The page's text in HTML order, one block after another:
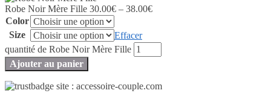
Robe Noir Mère Fille 30.00€ – 38.00€
Color
Size
Effacer
quantité de Robe Noir Mère Fille
Ajouter au panier